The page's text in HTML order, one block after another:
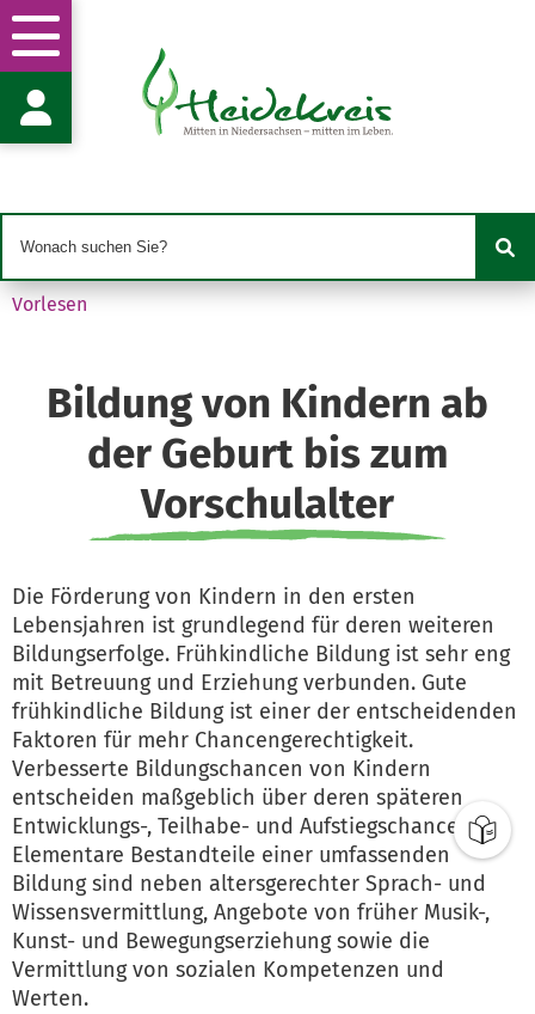
Frühkindliche Bildung und
Betreuung
29683 Bad Fallingbostel
k.langenhop@heidekreis.de
05162 970-296
05162 970-99296
Vorlesen
Bildung von Kindern ab
der Geburt bis zum
Vorschulalter
Die Förderung von Kindern in den ersten
Lebensjahren ist grundlegend für deren weiteren
Bildungserfolge. Frühkindliche Bildung ist sehr eng
mit Betreuung und Erziehung verbunden. Gute
frühkindliche Bildung ist einer der entscheidenden
Faktoren für mehr Chancengerechtigkeit.
Verbesserte Bildungschancen von Kindern
entscheiden maßgeblich über deren späteren
Entwicklungs-, Teilhabe- und Aufstiegschancen.
Elementare Bestandteile einer umfassenden
Bildung sind neben altersgerechter Sprach- und
Wissensvermittlung, Angebote von früher Musik-,
Kunst- und Bewegungserziehung sowie die
Vermittlung von sozialen Kompetenzen und
Werten.